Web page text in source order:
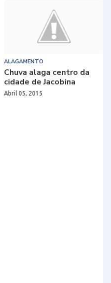
ALAGAMENTO
Chuva alaga centro da
cidade de Jacobina
Abril 05, 2015